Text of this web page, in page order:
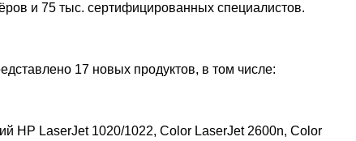
и 75 тыс. сертифицированных специалистов.
17 новых продуктов, в том числе:
HP LaserJet 1020/1022, Color LaserJet 2600n, Color